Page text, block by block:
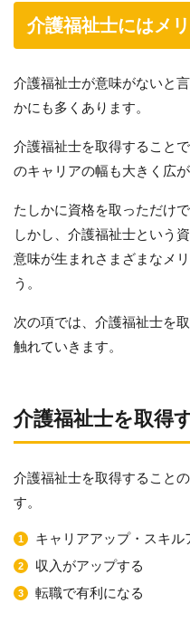
介護福祉士にはメ
介護福祉士が意味がないと
かにも多くあります。
介護福祉士を取得すること
のキャリアの幅も大きく広が
たしかに資格を取っただけ
しかし、介護福祉士という
意味が生まれさまざまなメ
う。
次の項では、介護福祉士を
触れていきます。
介護福祉士を取得
介護福祉士を取得すること
す。
キャリアアップ・スキル
収入がアップする
転職で有利になる